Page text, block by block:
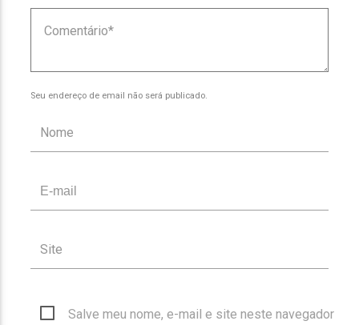
Seu endereço de email não será publicado.
Salve meu nome, e-mail e site neste navegador